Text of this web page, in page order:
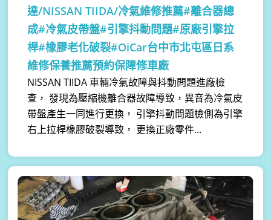
達/NISSAN TIIDA/冷氣維修推薦#離合器總
成#冷氣皮帶盤#引擎抖動問題#原廠引擎拉
桿#橡膠老化破裂#OiCar台中市北屯區日系
維修保養推薦預約保障修車廠
NISSAN TIIDA 車輛冷氣故障與抖動問題進廠檢
查， 發現為壓縮機離合器故障導致，異音為冷氣皮
帶盤產生一同進行更換， 引擎抖動問題檢側為引擎
右上拉桿橡膠破裂導致， 更換正廠零件...